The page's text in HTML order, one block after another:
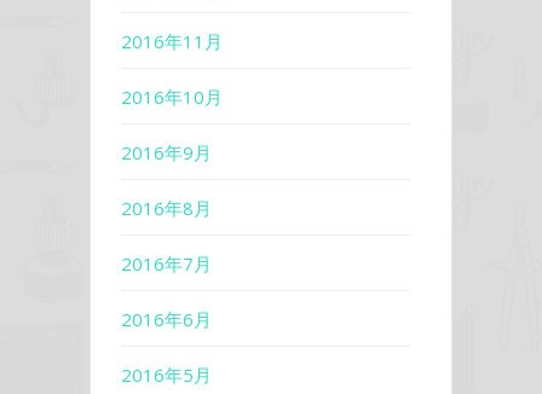
2016年11月
2016年10月
2016年9月
2016年8月
2016年7月
2016年6月
2016年5月